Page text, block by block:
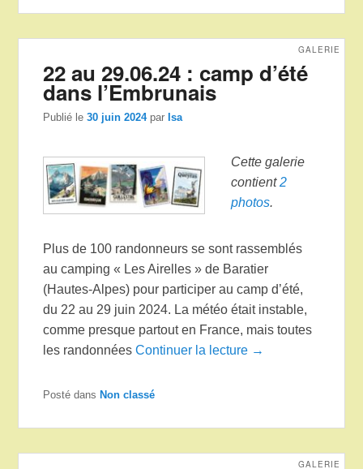
22 au 29.06.24 : camp d’été
dans l’Embrunais
GALERIE
Publié le30 juin 2024 parIsa
Cette galerie
contient2
photos.
Plus de 100 randonneurs se sont rassemblés
au camping « Les Airelles » de Baratier
(Hautes-Alpes) pour participer au camp d’été,
du 22 au 29 juin 2024. La météo était instable,
comme presque partout en France, mais toutes
les randonnéesContinuer la lecture →
Posté dans Non classé
GALERIE